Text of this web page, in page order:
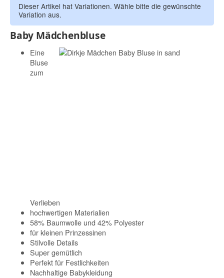
Dieser Artikel hat Variationen. Wähle bitte die gewünschte
Variation aus.
Baby Mädchenbluse
Eine
Bluse
zum
Verlieben
hochwertigen Materialien
58% Baumwolle und 42% Polyester
für kleinen Prinzessinen
Stilvolle Details
Super gemütlich
Perfekt für Festlichkeiten
Nachhaltige Babykleidung